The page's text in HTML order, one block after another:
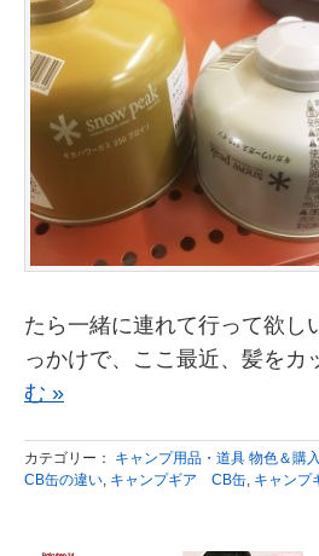
たら一緒に連れて行って欲し
っかけで、ここ最近、髪をカ
む »
カテゴリー： キャンプ用品・道具 物色＆購入
CB缶の違い, キャンプギア CB缶, キャン